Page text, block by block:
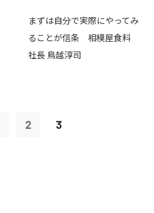
まずは自分で実際にやってみ
ることが信条 相模屋食料
社長 鳥越淳司
2 3